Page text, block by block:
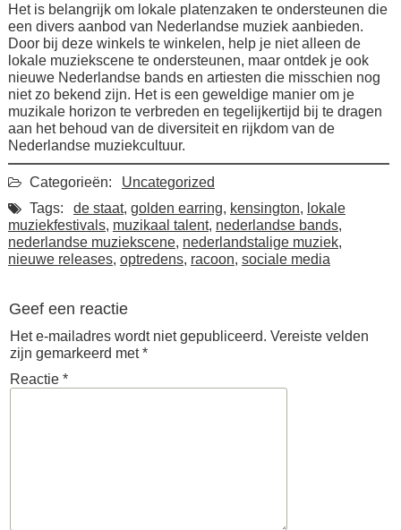
Het is belangrijk om lokale platenzaken te ondersteunen die
een divers aanbod van Nederlandse muziek aanbieden.
Door bij deze winkels te winkelen, help je niet alleen de
lokale muziekscene te ondersteunen, maar ontdek je ook
nieuwe Nederlandse bands en artiesten die misschien nog
niet zo bekend zijn. Het is een geweldige manier om je
muzikale horizon te verbreden en tegelijkertijd bij te dragen
aan het behoud van de diversiteit en rijkdom van de
Nederlandse muziekcultuur.
Categorieën:
Uncategorized
Tags:
de staat, golden earring, kensington, lokale
muziekfestivals, muzikaal talent, nederlandse bands,
nederlandse muziekscene, nederlandstalige muziek,
nieuwe releases, optredens, racoon, sociale media
Geef een reactie
Het e-mailadres wordt niet gepubliceerd. Vereiste velden
zijn gemarkeerd met*
Reactie *